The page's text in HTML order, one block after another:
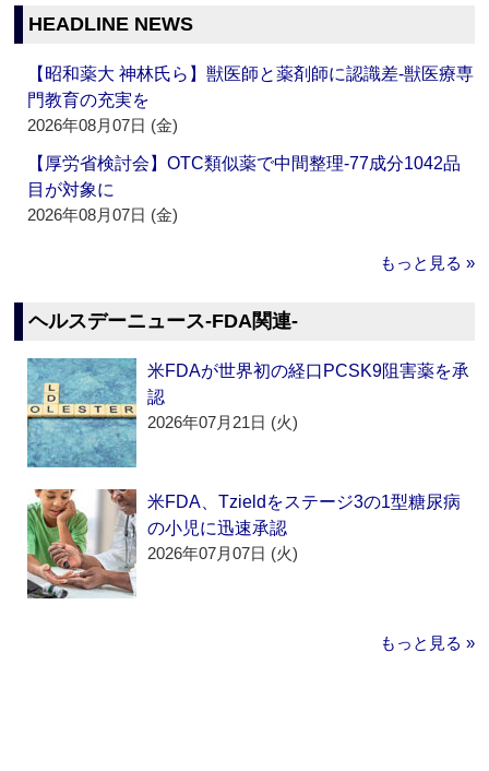
HEADLINE NEWS
【昭和薬大 神林氏ら】獣医師と薬剤師に認識差‐獣医療専
門教育の充実を
2026年08月07日 (金)
【厚労省検討会】OTC類似薬で中間整理‐77成分1042品
目が対象に
2026年08月07日 (金)
もっと見る »
ヘルスデーニュース‐FDA関連‐
米FDAが世界初の経口PCSK9阻害薬を承
認
2026年07月21日 (火)
米FDA、Tzieldをステージ3の1型糖尿病
の小児に迅速承認
2026年07月07日 (火)
もっと見る »